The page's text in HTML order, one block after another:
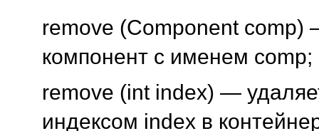
remove (Component comp)
компонент с именем comp;
remove (int index) —
индексом index в